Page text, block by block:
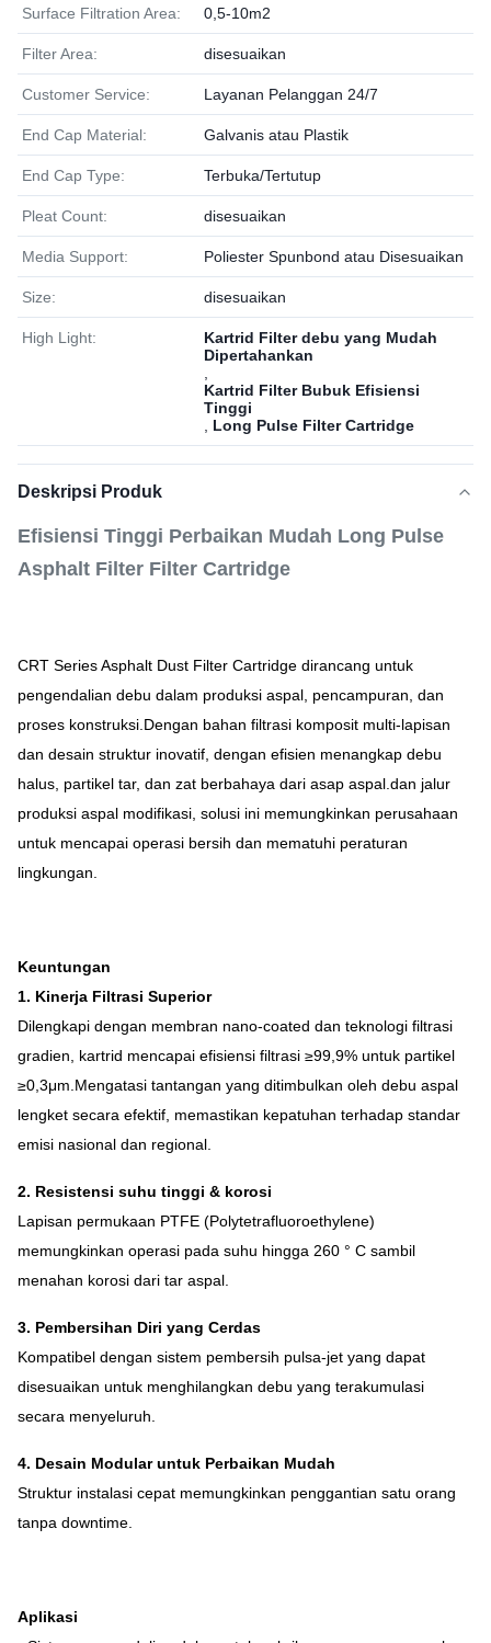
Surface Filtration Area: 0,5-10m2
Filter Area: disesuaikan
Customer Service: Layanan Pelanggan 24/7
End Cap Material: Galvanis atau Plastik
End Cap Type: Terbuka/Tertutup
Pleat Count: disesuaikan
Media Support: Poliester Spunbond atau Disesuaikan
Size: disesuaikan
High Light:
Kartrid Filter debu yang Mudah
Dipertahankan
Kartrid Filter Bubuk Efisiensi
Tinggi
Long Pulse Filter Cartridge
Deskripsi Produk
Efisiensi Tinggi Perbaikan Mudah Long Pulse
Asphalt Filter Filter Cartridge
CRT Series Asphalt Dust Filter Cartridge dirancang untuk
pengendalian debu dalam produksi aspal, pencampuran, dan
proses konstruksi.Dengan bahan filtrasi komposit multi-lapisan
dan desain struktur inovatif, dengan efisien menangkap debu
halus, partikel tar, dan zat berbahaya dari asap aspal.dan jalur
produksi aspal modifikasi, solusi ini memungkinkan perusahaan
untuk mencapai operasi bersih dan mematuhi peraturan
lingkungan.
Keuntungan
1. Kinerja Filtrasi Superior
Dilengkapi dengan membran nano-coated dan teknologi filtrasi
gradien, kartrid mencapai efisiensi filtrasi ≥99,9% untuk partikel
≥0,3μm.Mengatasi tantangan yang ditimbulkan oleh debu aspal
lengket secara efektif, memastikan kepatuhan terhadap standar
emisi nasional dan regional.
2. Resistensi suhu tinggi & korosi
Lapisan permukaan PTFE (Polytetrafluoroethylene)
memungkinkan operasi pada suhu hingga 260 ° C sambil
menahan korosi dari tar aspal.
3. Pembersihan Diri yang Cerdas
Kompatibel dengan sistem pembersih pulsa-jet yang dapat
disesuaikan untuk menghilangkan debu yang terakumulasi
secara menyeluruh.
4. Desain Modular untuk Perbaikan Mudah
Struktur instalasi cepat memungkinkan penggantian satu orang
tanpa downtime.
Aplikasi